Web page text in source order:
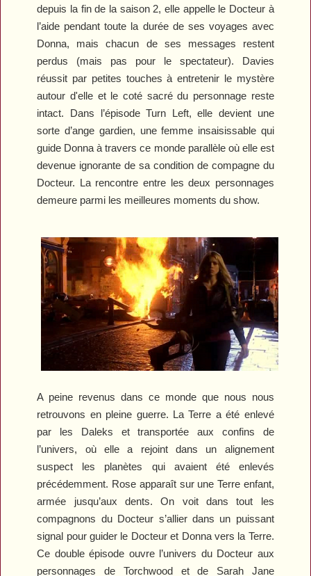
depuis la fin de la saison 2, elle appelle le Docteur à
l’aide pendant toute la durée de ses voyages avec
Donna, mais chacun de ses messages restent
perdus (mais pas pour le spectateur). Davies
réussit par petites touches à entretenir le mystère
autour d'elle et le coté sacré du personnage reste
intact. Dans l’épisodeTurn Left, elle devient une
sorte d’ange gardien, une femme insaisissable qui
guide Donna à travers ce monde parallèle où elle est
devenue ignorante de sa condition de compagne du
Docteur. La rencontre entre les deux personnages
demeure parmi les meilleures moments du show.
A peine revenus dans ce monde que nous nous
retrouvons en pleine guerre. La Terre a été enlevé
par les Daleks et transportée aux confins de
l’univers, où elle a rejoint dans un alignement
suspect les planètes qui avaient été enlevés
précédemment. Rose apparaît sur une Terre enfant,
armée jusqu’aux dents. On voit dans tout les
compagnons du Docteur s’allier dans un puissant
signal pour guider le Docteur et Donna vers la Terre.
Ce double épisode ouvre l’univers du Docteur aux
personnages de Torchwoodet de Sarah Jane